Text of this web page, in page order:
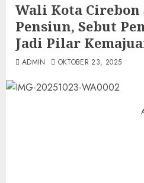
Wali Kota Cirebon
Pensiun, Sebut
Jadi Pilar
ADMIN OKTOBER 23, 2025